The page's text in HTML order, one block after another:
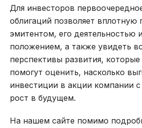
Для инвесторов
облигаций позволяет вплотную
эмитентом, его деятельностью
положением, а также увидеть
перспективы развития,
помогут оценить, насколько
инвестиции в акции компании
рост в будущем.
На нашем сайте помимо